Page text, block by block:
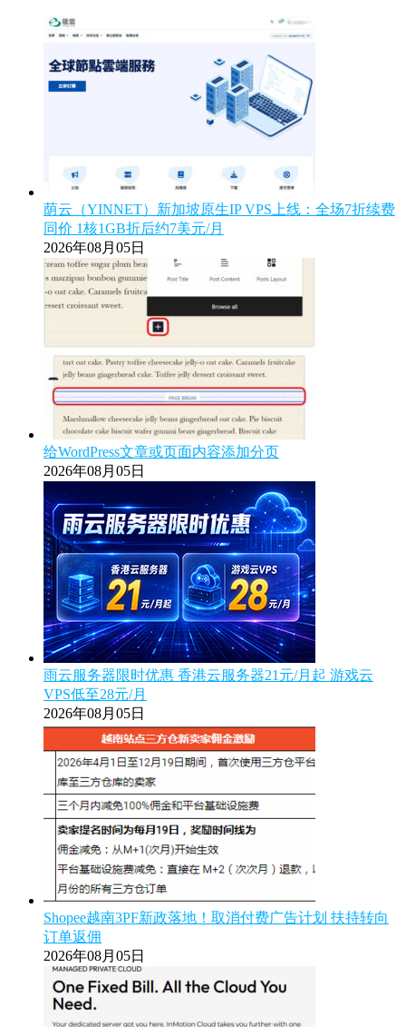
荫云（YINNET）新加坡原生IP VPS上线：全场7折续费
同价 1核1GB折后约7美元/月
2026年08月05日
给WordPress文章或页面内容添加分页
2026年08月05日
雨云服务器限时优惠 香港云服务器21元/月起 游戏云
VPS低至28元/月
2026年08月05日
Shopee越南3PF新政落地！取消付费广告计划 扶持转向
订单返佣
2026年08月05日